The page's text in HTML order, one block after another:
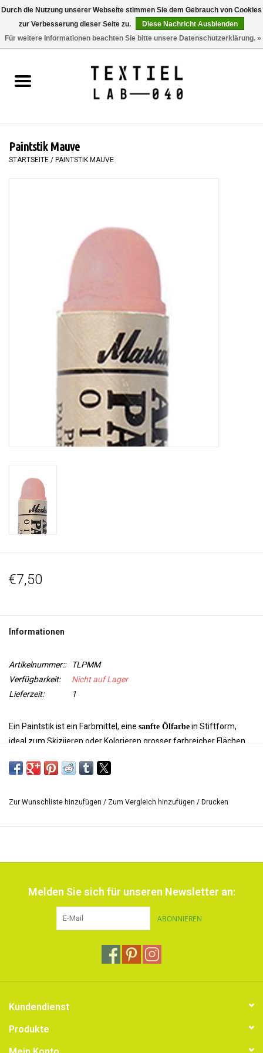
0 Artikel - €0,00
BÜCHER
MALEN
Paintstik Mauve
STARTSEITE / PAINTSTIK MAUVE
€7,50
Informationen
Artikelnummer::
TLPMM
Verfügbarkeit:
Nicht auf Lager
Lieferzeit:
1
Ein Paintstik ist ein Farbmittel, eine sanfte Ölfarbe in Stiftform,
ideal zum Skiziieren oder Kolorieren grosser farbreicher Flächen.
und irisierende Farben mitmetallischem Glanz.
Zur Wunschliste hinzufügen / Zum Vergleich hinzufügen / Drucken
Melden Sie sich für unseren Newsletter an:
ABONNIEREN
Kundendienst
Produkte
Durch die Nutzung unserer Webseite stimmen Sie dem Gebrauch von Cookies
zur Verbesserung dieser Seite zu.
Diese Nachricht Ausblenden
Für weitere Informationen beachten Sie bitte unsere Datenschutzerklärung. »